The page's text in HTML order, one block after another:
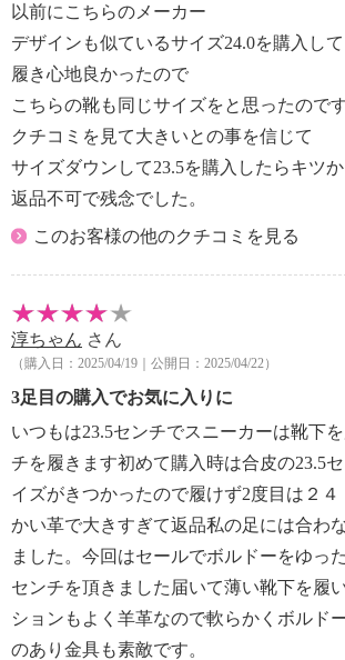
以前にこちらのメーカー
デザインも似ているサイズ24.0を購入して
履き心地良かったので
こちらの靴も同じサイズをと思ったので
クチコミを見て大きいとの事を信じて
サイズダウンして23.5を購入したらキツか
返品不可で残念でした。
このお客様の他のクチコミを見る
淳ちゃん さん
（購入日：2025/04/19｜公開日：2025/04/22）
3足目の購入でお気に入りに
いつもは23.5センチでスニーカーは靴下
チを履きます初めて購入時は合皮の23.5
イズがきつかったので履けず2度目は２４
かい革で大きすぎて返品私の足には合わ
ました。今回はセールでボルドーをゆっ
センチを頂きました届いて薄い靴下を履
ションもよく羊革なので軟らかくボルド
のあり金具も素敵です。